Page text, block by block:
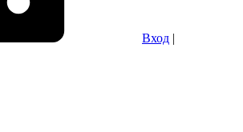
Вход |